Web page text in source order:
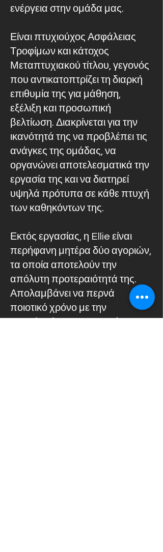
ενέργεια στην ομάδα μας.
Είναι πτυχιούχος Ασφάλειας
Τροφίμων και κάτοχος
Μεταπτυχιακού τίτλου, γεγονός
που αντικατοπτρίζει τη διαρκή
επιθυμία της για μάθηση,
εξέλιξη και προσωπική
βελτίωση. Διακρίνεται για την
ικανότητά της να προβλέπει τις
ανάγκες της ομάδας, να
οργανώνει αποτελεσματικά την
εργασία της και να διατηρεί
υψηλά πρότυπα σε κάθε πτυχή
των καθηκόντων της.
Εκτός εργασίας, η Ellie είναι
περήφανη μητέρα δύο αγοριών,
τα οποία αποτελούν την
απόλυτη προτεραιότητά της.
Απολαμβάνει να περνά
ποιοτικό χρόνο με την